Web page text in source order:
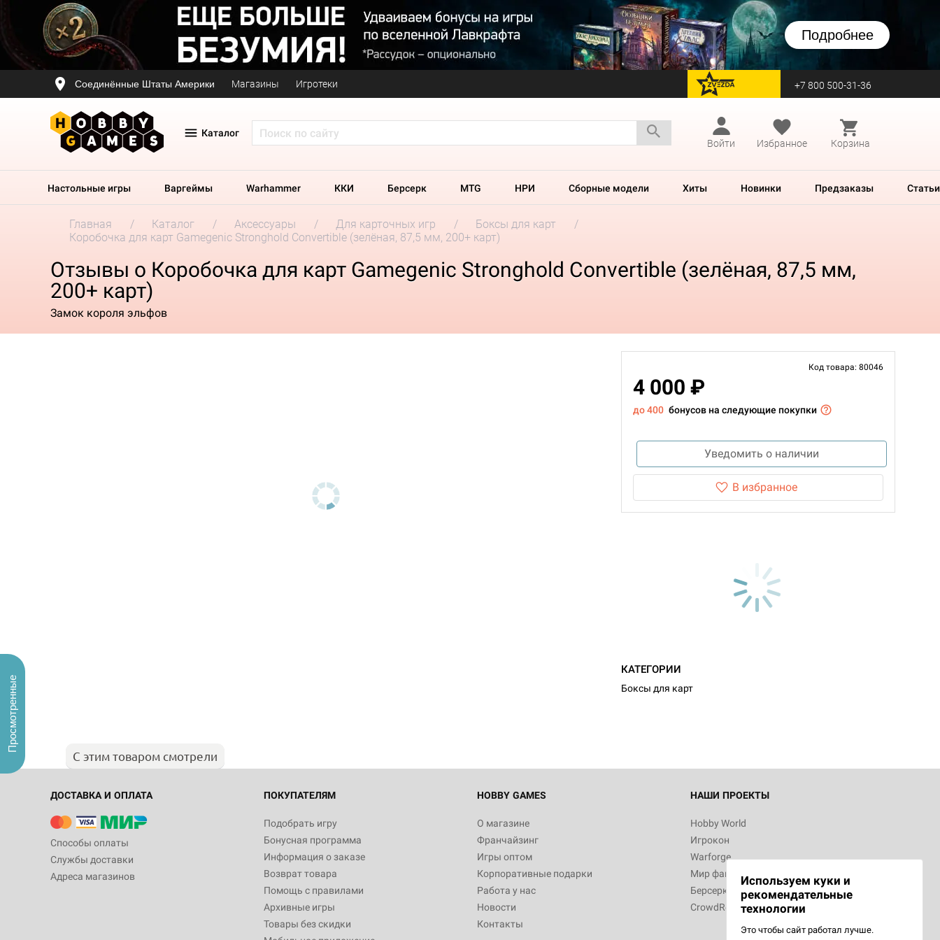
Подробнее
Соединённые Штаты Америки Магазины Игротеки перейти на Zvezda +7 800 500-31-36
Каталог
Войти
Избранное Корзина
Настольные игры Варгеймы Warhammer ККИ Берсерк MTG НРИ Сборные модели Хиты Новинки Предзаказы Статьи
Главная Каталог Аксессуары Для карточных игр
Боксы для карт
Коробочка для карт Gamegenic Stronghold Convertible (зелёная, 87,5 мм, 200+ карт)
Отзывы о Коробочка для карт Gamegenic Stronghold Convertible (зелёная, 87,5 мм,
200+ карт)
Замок короля эльфов
Код товара: 80046
4 000 ₽
до 400 бонусов на следующие покупки
Уведомить о наличии
В избранное
КАТЕГОРИИ
Боксы для карт
С этим товаром смотрели
ДОСТАВКА И ОПЛАТА
Способы оплаты
Службы доставки
Адреса магазинов
ПОКУПАТЕЛЯМ
Подобрать игру
Бонусная программа
Информация о заказе
Возврат товара
Помощь с правилами
Архивные игры
Товары без скидки
HOBBY GAMES
О магазине
Франчайзинг
Игры оптом
Корпоративные подарки
Работа у нас
Новости
Контакты
НАШИ ПРОЕКТЫ
Hobby World
Игрокон
Warforge
Мир фантастики
Берсерк
CrowdRepublic
Используем куки и
рекомендательные
технологии
Это чтобы сайт работал лучше.
Просмотренные